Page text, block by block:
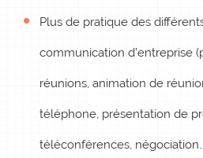
Plus de pratique des
communication d’entreprise
réunions, animation de
téléphone, présentation de
téléconférences,